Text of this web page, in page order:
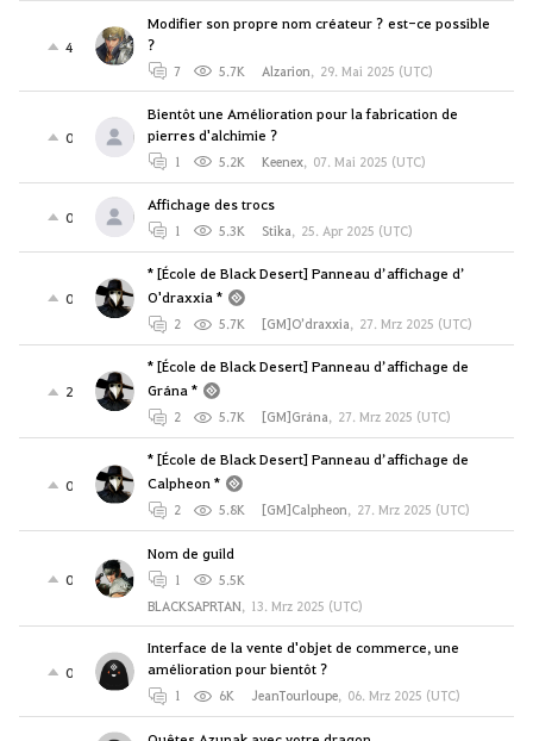
4
Modifier son propre nom créateur ? est-ce possible
?
7 5.7K Alzarion, 29. Mai 2025 (UTC)
0
Bientôt une Amélioration pour la fabrication de
pierres d'alchimie ?
1 5.2K Keenex, 07. Mai 2025 (UTC)
0
Affichage des trocs
1 5.3K Stika, 25. Apr 2025 (UTC)
0
* [École de Black Desert] Panneau d’affichage d’
O'draxxia *
2 5.7K [GM]O’draxxia, 27. Mrz 2025 (UTC)
2
* [École de Black Desert] Panneau d’affichage de
Grána *
2 5.7K [GM]Grána, 27. Mrz 2025 (UTC)
0
* [École de Black Desert] Panneau d’affichage de
Calpheon *
2 5.8K [GM]Calpheon, 27. Mrz 2025 (UTC)
0
Nom de guild
1
5.5K
BLACKSAPRTAN, 13. Mrz 2025 (UTC)
0
Interface de la vente d'objet de commerce, une
amélioration pour bientôt ?
1 6K JeanTourloupe, 06. Mrz 2025 (UTC)